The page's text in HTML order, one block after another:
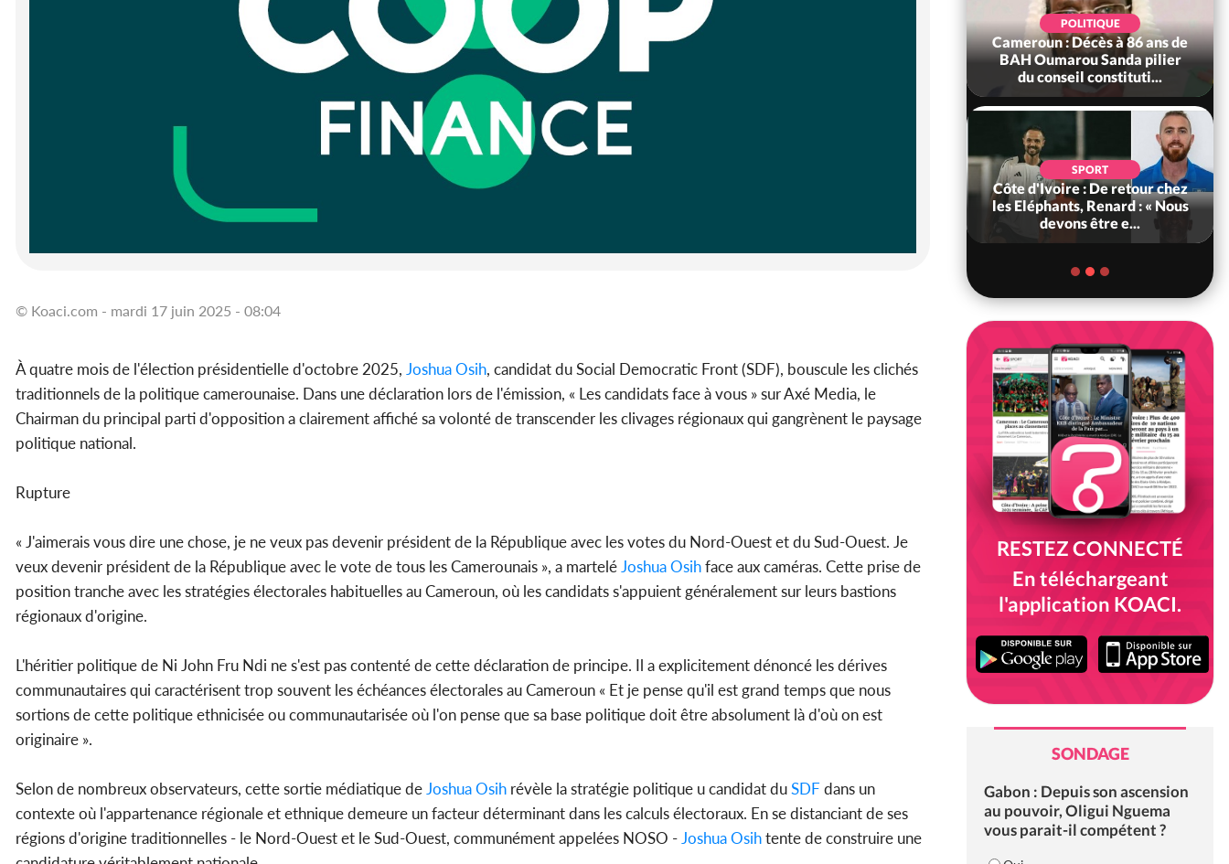
© Koaci.com - mardi 17 juin 2025 - 08:04
À quatre mois de l'élection présidentielle d'octobre 2025, Joshua Osih, candidat du Social Democratic Front (SDF), bouscule les clichés
traditionnels de la politique camerounaise. Dans une déclaration lors de l'émission, « Les candidats face à vous » sur Axé Media, le
Chairman du principal parti d'opposition a clairement affiché sa volonté de transcender les clivages régionaux qui gangrènent le paysage
politique national.
Rupture
« J'aimerais vous dire une chose, je ne veux pas devenir président de la République avec les votes du Nord-Ouest et du Sud-Ouest. Je
veux devenir président de la République avec le vote de tous les Camerounais », a marteléJoshua Osihface aux caméras. Cette prise de
position tranche avec les stratégies électorales habituelles au Cameroun, où les candidats s'appuient généralement sur leurs bastions
régionaux d'origine.
L'héritier politique de Ni John Fru Ndi ne s'est pas contenté de cette déclaration de principe. Il a explicitement dénoncé les dérives
communautaires qui caractérisent trop souvent les échéances électorales au Cameroun « Et je pense qu'il est grand temps que nous
sortions de cette politique ethnicisée ou communautarisée où l'on pense que sa base politique doit être absolument là d'où on est
originaire ».
Selon de nombreux observateurs, cette sortie médiatique deJoshua Osih révèle la stratégie politique u candidat duSDF dans un
contexte où l'appartenance régionale et ethnique demeure un facteur déterminant dans les calculs électoraux. En se distanciant de ses
régions d'origine traditionnelles - le Nord-Ouest et le Sud-Ouest, communément appelées NOSO -Joshua Osihtente de construire une
POLITIQUE
Cameroun : Décès à 86 ans de
BAH Oumarou Sanda pilier
du conseil constituti...
SPORT
Côte d'Ivoire : De retour chez
les Eléphants, Renard : « Nous
devons être e...
RESTEZ CONNECTÉ
En téléchargeant
l'application KOACI.
SONDAGE
Gabon : Depuis son ascension
au pouvoir, Oligui Nguema
vous parait-il compétent ?